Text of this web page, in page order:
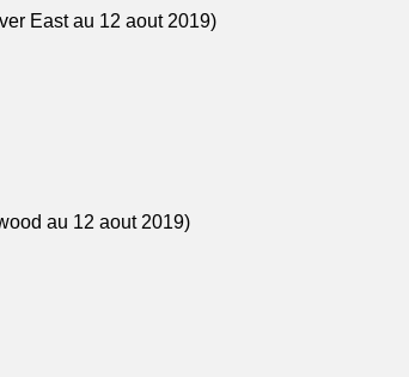
East au 12 aout 2019)
au 12 aout 2019)